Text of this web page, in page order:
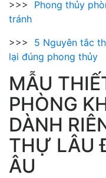
>>> Phong thủy
tránh
>>> 5 Nguyên tắc
lại đúng phong thủy
MẪU
PHÒNG
DÀNH
THỰ LÂU
ÂU